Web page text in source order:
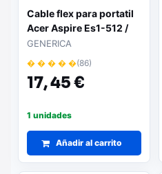
Cable flex para portatil
Acer Aspire Es1-512 /
Es1-531 / Es1-571 /
50.mrwn1.006
GENERICA
� � � � �(86)
17,45 €
1 unidades
Añadir al carrito